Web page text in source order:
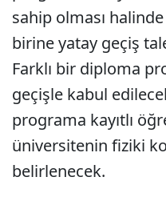
sahip olması
birine yatay geçiş
Farklı bir diploma
geçişle kabul
programa kayıtlı
üniversitenin fiziki
belirlenecek.